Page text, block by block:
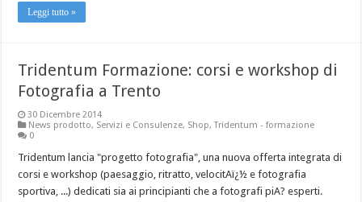
Leggi tutto »
Tridentum Formazione: corsi e workshop di
Fotografia a Trento
30 Dicembre 2014
News prodotto, Servizi e Consulenze, Shop,Tridentum - formazione
0
Tridentum lancia "progetto fotografia", una nuova offerta integrata di
corsi e workshop (paesaggio, ritratto, velocitAï¿½ e fotografia
sportiva, ...) dedicati sia ai principianti che a fotografi piA? esperti.